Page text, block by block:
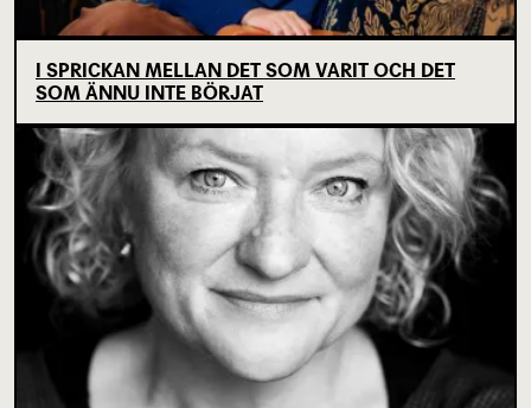
I SPRICKAN MELLAN DET SOM VARIT OCH DET
SOM ÄNNU INTE BÖRJAT